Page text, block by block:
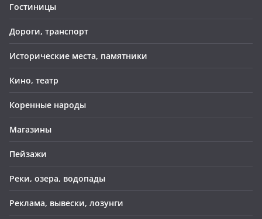
Гостиницы
Дороги, транспорт
Исторические места, памятники
Кино, театр
Коренные народы
Магазины
Пейзажи
Реки, озера, водопады
Реклама, вывески, лозунги